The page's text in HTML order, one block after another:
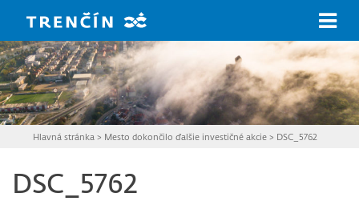
Hlavná stránka > Mesto dokončilo ďalšie investičné akcie> DSC_5762
DSC_5762